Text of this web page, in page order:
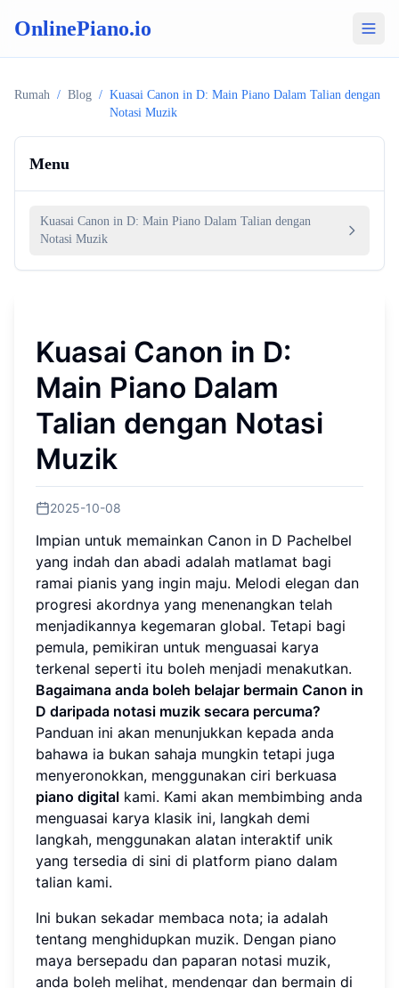
OnlinePiano.io
Rumah / Blog / Kuasai Canon in D: Main Piano Dalam Talian dengan
Notasi Muzik
Menu
Kuasai Canon in D: Main Piano Dalam Talian dengan
Notasi Muzik
Kuasai Canon in D:
Main Piano Dalam
Talian dengan Notasi
Muzik
2025-10-08
Impian untuk memainkan Canon in D Pachelbel
yang indah dan abadi adalah matlamat bagi
ramai pianis yang ingin maju. Melodi elegan dan
progresi akordnya yang menenangkan telah
menjadikannya kegemaran global. Tetapi bagi
pemula, pemikiran untuk menguasai karya
terkenal seperti itu boleh menjadi menakutkan.
Bagaimana anda boleh belajar bermain Canon in
D daripada notasi muzik secara percuma?
Panduan ini akan menunjukkan kepada anda
bahawa ia bukan sahaja mungkin tetapi juga
menyeronokkan, menggunakan ciri berkuasa
piano digital kami. Kami akan membimbing anda
menguasai karya klasik ini, langkah demi
langkah, menggunakan alatan interaktif unik
yang tersedia di sini di platform piano dalam
talian kami.
Ini bukan sekadar membaca nota; ia adalah
tentang menghidupkan muzik. Dengan piano
maya bersepadu dan paparan notasi muzik,
anda boleh melihat, mendengar dan bermain di